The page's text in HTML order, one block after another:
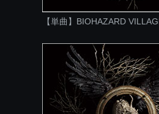
【単曲】BIOHAZARD